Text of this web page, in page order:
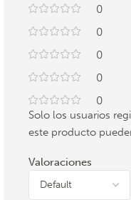
0
0
0
0
0
Valoraciones
Solo los usuarios
este producto